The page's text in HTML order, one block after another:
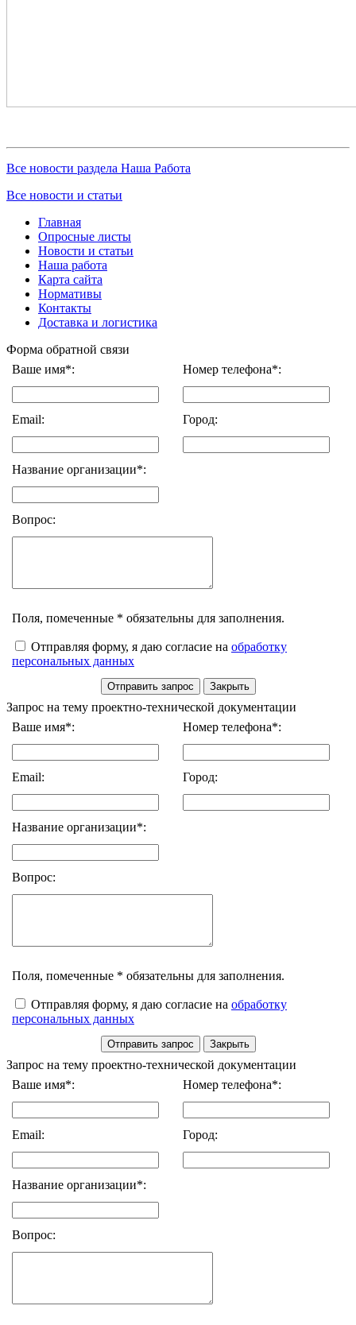
Все новости раздела Наша Работа
Все новости и статьи
Главная
Опросные листы
Новости и статьи
Наша работа
Карта сайта
Нормативы
Контакты
Доставка и логистика
Форма обратной связи
Ваше имя*:
Номер телефона*:
Email: Город:
Название организации*:
Вопрос:
Поля, помеченные * обязательны для заполнения.
Отправляя форму, я даю согласие на обработку
персональных данных
Запрос на тему проектно-технической документации
Ваше имя*:
Номер телефона*:
Email: Город:
Название организации*:
Вопрос:
Поля, помеченные * обязательны для заполнения.
Отправляя форму, я даю согласие на обработку
персональных данных
Запрос на тему проектно-технической документации
Ваше имя*:
Номер телефона*:
Email: Город:
Название организации*:
Вопрос: